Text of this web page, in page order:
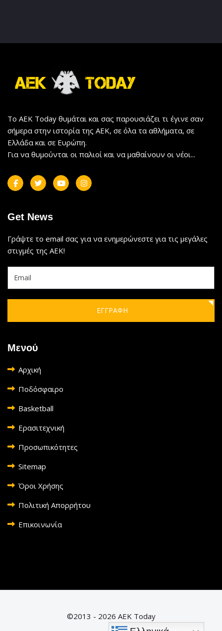
Το AEK Today θυμάται και σας παρουσιάζει τι έγινε σαν
σήμερα στην ιστορία της ΑΕΚ, σε όλα τα αθλήματα, σε
Ελλάδα και σε Ευρώπη.
Για να θυμούνται οι παλιοί και να μαθαίνουν οι νέοι...
Get News
Γράψτε το email σας για να ενημερώνεστε για τις μεγάλες
στιγμές της ΑΕΚ!
ΕΓΓΡΑΦΗ
Μενού
Αρχική
Ποδόσφαιρο
Basketball
Ερασιτεχνική
Προσωπικότητες
Sitemap
Όροι Χρήσης
Πολιτική Απορρήτου
Επικοινωνία
©2013 - 2026 AEK Today